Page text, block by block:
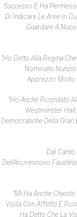
Successo E Ha
Di Indicare Le Aree In
Guardare A
“Ho Detto Alla Regina
Nominato
Apprezzo Molto
“Ho Anche Ricordato
Westminster
Democratiche Della Gran
Dal Canto
Dell'Arcivescovo
“Mi Ha Anche
Visita Con Affetto E
Ha Detto Che La